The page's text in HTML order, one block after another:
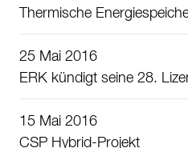
Thermische
25 Mai 2016
ERK kündigt seine 28.
15 Mai 2016
CSP Hybrid-Projekt